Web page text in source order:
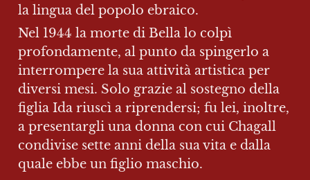
la lingua del popolo ebraico.
Nel 1944 la morte di Bella lo colpì
profondamente, al punto da spingerlo a
interrompere la sua attività artistica per
diversi mesi. Solo grazie al sostegno della
figlia Ida riuscì a riprendersi; fu lei, inoltre,
a presentargli una donna con cui Chagall
condivise sette anni della sua vita e dalla
quale ebbe un figlio maschio.